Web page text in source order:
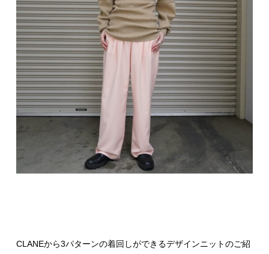
CLANEから3パターンの着回しができるデザインニットのご紹